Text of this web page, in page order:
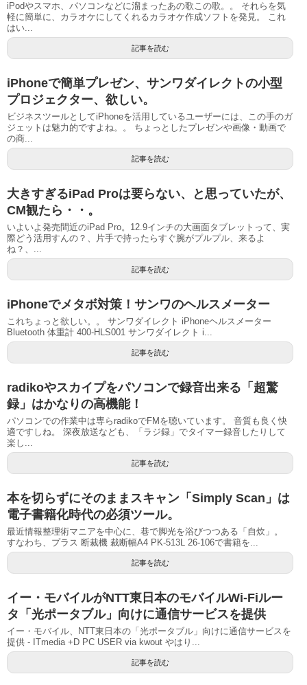
iPodやスマホ、パソコンなどに溜まったあの歌この歌。。 それらを気
軽に簡単に、カラオケにしてくれるカラオケ作成ソフトを発見。 これ
はい...
記事を読む
iPhoneで簡単プレゼン、サンワダイレクトの小型
プロジェクター、欲しい。
ビジネスツールとしてiPhoneを活用しているユーザーには、この手のガ
ジェットは魅力的ですよね。。 ちょっとしたプレゼンや画像・動画で
の商...
記事を読む
大きすぎるiPad Proは要らない、と思っていたが、
CM観たら・・。
いよいよ発売間近のiPad Pro。12.9インチの大画面タブレットって、実
際どう活用すんの？、片手で持ったらすぐ腕がプルプル、来るよ
ね？、...
記事を読む
iPhoneでメタボ対策！サンワのヘルスメーター
これちょっと欲しい。。 サンワダイレクト iPhoneヘルスメーター
Bluetooth 体重計 400-HLS001 サンワダイレクト i...
記事を読む
radikoやスカイプをパソコンで録音出来る「超驚
録」はかなりの高機能！
パソコンでの作業中は専らradikoでFMを聴いています。 音質も良く快
適ですしね。 深夜放送なども、「ラジ録」でタイマー録音したりして
楽し...
記事を読む
本を切らずにそのままスキャン「Simply Scan」は
電子書籍化時代の必須ツール。
最近情報整理術マニアを中心に、巷で脚光を浴びつつある「自炊」。
すなわち、プラス 断裁機 裁断幅A4 PK-513L 26-106で書籍を...
記事を読む
イー・モバイルがNTT東日本のモバイルWi-Fiルー
タ「光ポータブル」向けに通信サービスを提供
イー・モバイル、NTT東日本の「光ポータブル」向けに通信サービスを
提供 - ITmedia +D PC USER via kwout やはり...
記事を読む